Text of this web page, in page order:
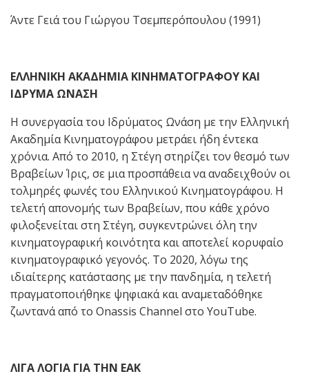
Άντε Γειά του Γιώργου Τσεμπερόπουλου (1991)
ΕΛΛΗΝΙΚΗ ΑΚΑΔΗΜΙΑ ΚΙΝΗΜΑΤΟΓΡΑΦΟΥ ΚΑΙ
ΙΔΡΥΜΑ ΩΝΑΣΗ
H συνεργασία του Ιδρύματος Ωνάση με την Ελληνική
Ακαδημία Κινηματογράφου μετράει ήδη έντεκα
χρόνια. Από το 2010, η Στέγη στηρίζει τον θεσμό των
Βραβείων Ίρις, σε μια προσπάθεια να αναδειχθούν οι
τολμηρές φωνές του Ελληνικού Κινηματογράφου. Η
τελετή απονομής των Βραβείων, που κάθε χρόνο
φιλοξενείται στη Στέγη, συγκεντρώνει όλη την
κινηματογραφική κοινότητα και αποτελεί κορυφαίο
κινηματογραφικό γεγονός. Το 2020, λόγω της
ιδιαίτερης κατάστασης με την πανδημία, η τελετή
πραγματοποιήθηκε ψηφιακά και αναμεταδόθηκε
ζωντανά από το Onassis Channel στο YouTube.
ΛΙΓΑ ΛΟΓΙΑ ΓΙΑ ΤΗΝ ΕΑΚ